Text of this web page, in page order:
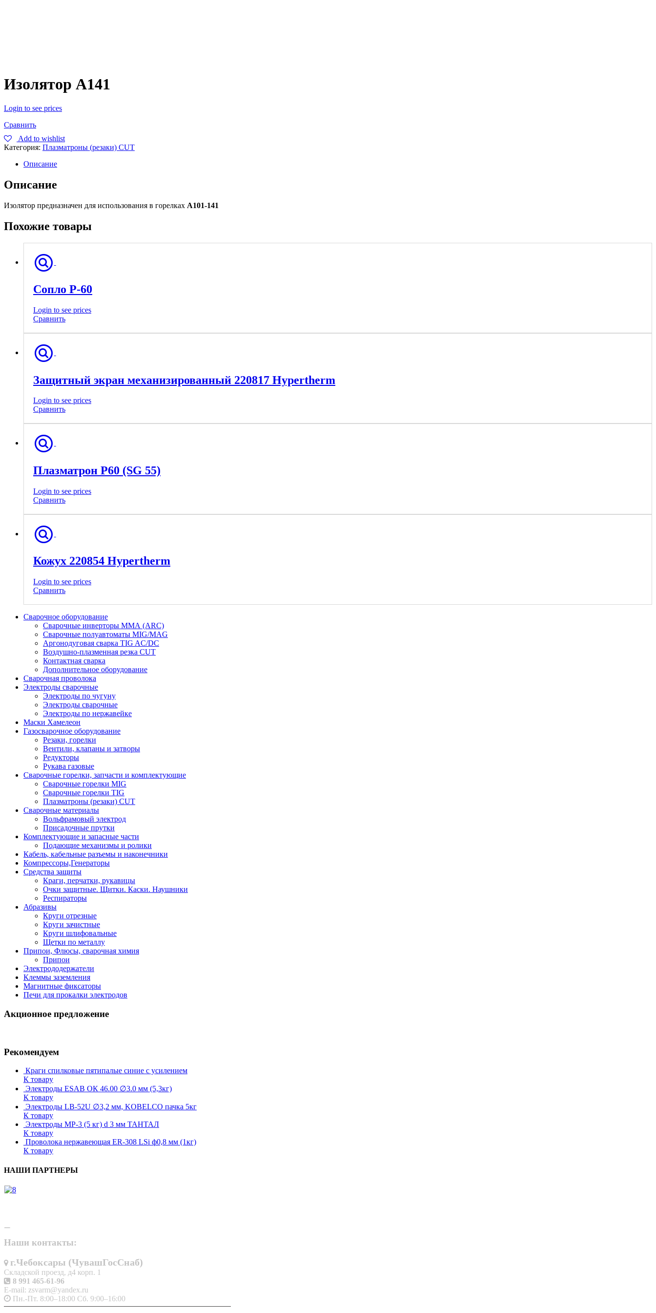
Изолятор А141
Login to see prices
Сравнить
Add to wishlist
Категория: Плазматроны (резаки) CUT
Описание
Описание
Изолятор предназначен для использования в горелках А101-141
Похожие товары
Сопло Р-60
Login to see prices
Сравнить
Защитный экран механизированный 220817 Hypertherm
Login to see prices
Сравнить
Плазматрон P60 (SG 55)
Login to see prices
Сравнить
Кожух 220854 Hypertherm
Login to see prices
Сравнить
Сварочное оборудование
Сварочные инверторы ММА (ARC)
Сварочные полуавтоматы MIG/MAG
Аргонодуговая сварка TIG AC/DC
Воздушно-плазменная резка CUT
Контактная сварка
Дополнительное оборудование
Сварочная проволока
Электроды сварочные
Электроды по чугуну
Электроды сварочные
Электроды по нержавейке
Маски Хамелеон
Газосварочное оборудование
Резаки, горелки
Вентили, клапаны и затворы
Редукторы
Рукава газовые
Сварочные горелки, запчасти и комплектующие
Сварочные горелки MIG
Сварочные горелки TIG
Плазматроны (резаки) CUT
Сварочные материалы
Вольфрамовый электрод
Присадочные прутки
Комплектующие и запасные части
Подающие механизмы и ролики
Кабель, кабельные разъемы и наконечники
Компрессоры,Генераторы
Средства защиты
Краги, перчатки, рукавицы
Очки защитные. Щитки. Каски. Наушники
Респираторы
Абразивы
Круги отрезные
Круги зачистные
Круги шлифовальные
Щетки по металлу
Припои, Флюсы, сварочная химия
Припои
Электрододержатели
Клеммы заземления
Магнитные фиксаторы
Печи для прокалки электродов
Акционное предложение
Рекомендуем
Краги спилковые пятипалые синие с усилением
К товару
Электроды ESAB ОК 46.00 ∅3.0 мм (5,3кг)
К товару
Электроды LB-52U ∅3,2 мм, KOBELCO пачка 5кг
К товару
Электроды МР-3 (5 кг) d 3 мм ТАНТАЛ
К товару
Проволока нержавеющая ER-308 LSi ф0,8 мм (1кг)
К товару
НАШИ ПАРТНЕРЫ
Наши контакты:
г.Чебоксары (ЧувашГосСнаб)
Складской проезд, д4 корп. 1
8 991 465-61-96
E-mail: zsvarm@yandex.ru
Пн.-Пт. 8:00–18:00 Сб. 9:00–16:00